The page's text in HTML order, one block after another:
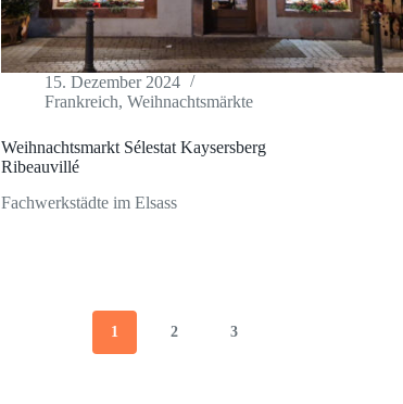
15. Dezember 2024
Frankreich, Weihnachtsmärkte
Weihnachtsmarkt Sélestat Kaysersberg
Ribeauvillé
Fachwerkstädte im Elsass
1 2 3